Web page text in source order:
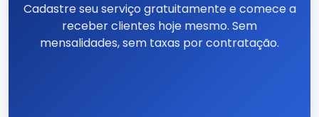
Cadastre seu serviço gratuitamente e comece a
receber clientes hoje mesmo. Sem
mensalidades, sem taxas por contratação.